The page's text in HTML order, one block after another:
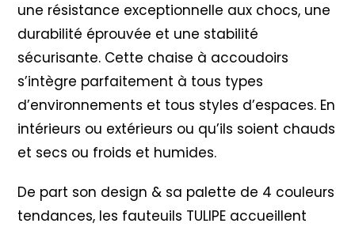
une résistance exceptionnelle aux chocs, une
durabilité éprouvée et une stabilité
sécurisante. Cette chaise à accoudoirs
s’intègre parfaitement à tous types
d’environnements et tous styles d’espaces. En
intérieurs ou extérieurs ou qu’ils soient chauds
et secs ou froids et humides.
De part son design & sa palette de 4 couleurs
tendances, les fauteuils TULIPE accueillent